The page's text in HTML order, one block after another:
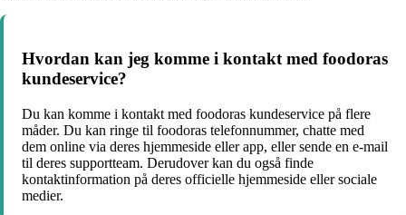
Hvordan kan jeg komme i kontakt med foodoras
kundeservice?
Du kan komme i kontakt med foodoras kundeservice på flere
måder. Du kan ringe til foodoras telefonnummer, chatte med
dem online via deres hjemmeside eller app, eller sende en e-mail
til deres supportteam. Derudover kan du også finde
kontaktinformation på deres officielle hjemmeside eller sociale
medier.